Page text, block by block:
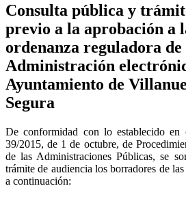
Consulta pública y
previo a la aprobación a
ordenanza reguladora de
Administración
Ayuntamiento de
Segura
De conformidad con lo establecido
39/2015, de 1 de octubre, de
de las Administraciones Públicas, se
trámite de audiencia los borradores de
a continuación: